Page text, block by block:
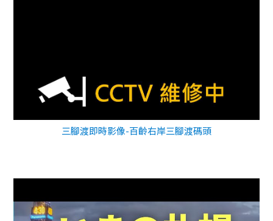
三腳渡即時影像-百齡右岸三腳渡碼頭